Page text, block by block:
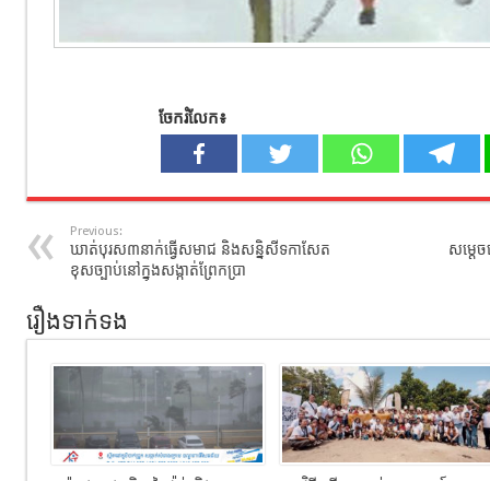
ចែករំលែក៖
Previous:
ឃាត់បុរស៣នាក់ធ្វើសមាជ និងសន្និសីទកាសែត
ខុសច្បាប់នៅក្នុងសង្កាត់ព្រែកប្រា
សម្តេ
រឿងទាក់ទង